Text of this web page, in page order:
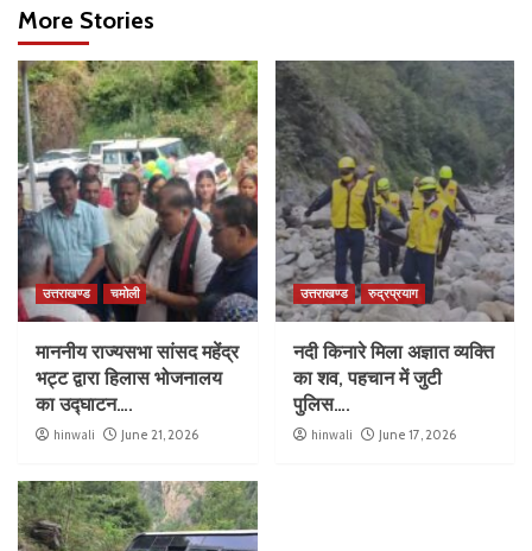
More Stories
उत्तराखण्ड चमोली
माननीय राज्यसभा सांसद महेंद्र
भट्ट द्वारा हिलास भोजनालय
का उद्घाटन….
hinwali June 21, 2026
उत्तराखण्ड रुद्रप्रयाग
नदी किनारे मिला अज्ञात व्यक्ति
का शव, पहचान में जुटी
पुलिस….
hinwali June 17, 2026